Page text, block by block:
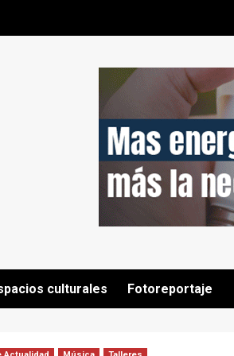
culturales Fotoreportaje